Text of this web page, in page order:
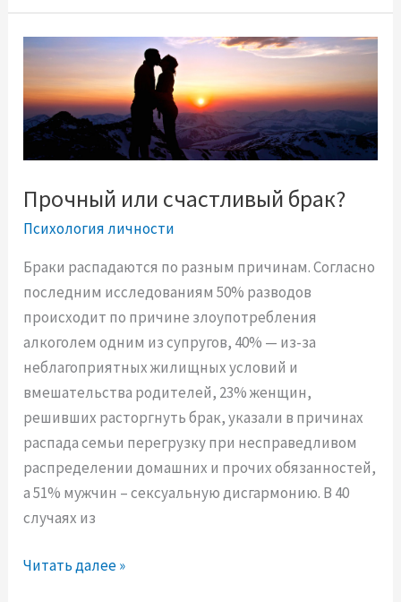
т
и
в
ы
с
о
в
р
м
е
н
н
о
й
ж
е
н
щ
и
н
к
Прочный или счастливый брак?
Психология личности
Браки распадаются по разным причинам. Согласно
последним исследованиям 50% разводов
происходит по причине злоупотребления
алкоголем одним из супругов, 40% — из-за
неблагоприятных жилищных условий и
вмешательства родителей, 23% женщин,
решивших расторгнуть брак, указали в причинах
распада семьи перегрузку при несправедливом
распределении домашних и прочих обязанностей,
а 51% мужчин – сексуальную дисгармонию. В 40
случаях из
П
Читать далее »